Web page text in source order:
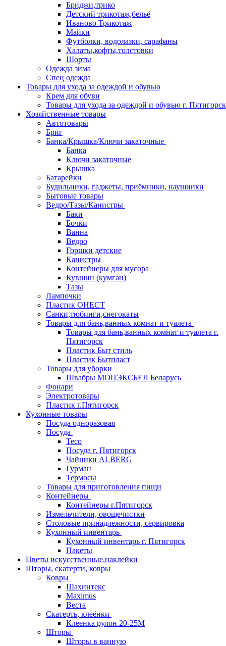
Бриджи,трико
Детский трикотаж,бельё
Иваново Трикотаж
Майки
Футболки, водолазки, сарафаны
Халаты,кофты,толстовки
Шорты
Одежда зима
Спец одежда
Товары для ухода за одеждой и обувью
Крем для обуви
Товары для ухода за одеждой и обувью г. Пятигорск
Хозяйственные товары
Автотовары
Бриг
Банка/Крышка/Ключи закаточные
Банка
Ключи закаточные
Крышка
Батарейки
Будильники, гаджеты, приёмники, наушники
Бытовые товары
Ведро/Тазы/Канистры
Баки
Бочки
Ванна
Ведро
Горшки детские
Канистры
Контейнеры для мусора
Кувшин (кумган)
Тазы
Лампочки
Пластик ОНЕСТ
Санки,тюбинги,снегокаты
Товары для бань,ванных комнат и туалета
Товары для бань,ванных комнат и туалета г.
Пятигорск
Пластик Быт стиль
Пластик Бытпласт
Товары для уборки
Швабры МОПЭКСБЕЛ Беларусь
Фонари
Электротовары
Пластик г.Пятигорск
Кухонные товары
Посуда одноразовая
Посуда
Teco
Посуда г. Пятигорск
Чайники ALBERG
Гурман
Термосы
Товары для приготовления пищи
Контейнеры
Контейнеры г.Пятигорск
Измельчители, овощечистки
Столовые принадлежности, сервировка
Кухонный инвентарь
Кухонный инвентарь г. Пятигорск
Пакеты
Цветы искусственные,наклейки
Шторы, скатерти, ковры
Ковры
Шахинтекс
Maximus
Веста
Скатерть, клеёнки
Клеенка рулон 20-25М
Шторы
Шторы в ванную